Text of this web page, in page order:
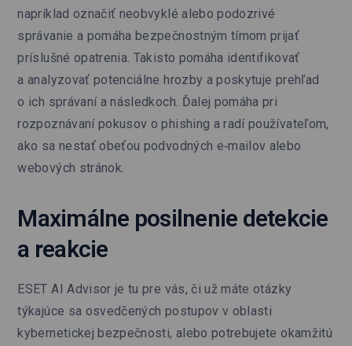
napríklad označiť neobvyklé alebo podozrivé
správanie a pomáha bezpečnostným tímom prijať
príslušné opatrenia. Takisto pomáha identifikovať
a analyzovať potenciálne hrozby a poskytuje prehľad
o ich správaní a následkoch. Ďalej pomáha pri
rozpoznávaní pokusov o phishing a radí používateľom,
ako sa nestať obeťou podvodných e‑mailov alebo
webových stránok.
Maximálne posilnenie detekcie
a reakcie
ESET AI Advisor je tu pre vás, či už máte otázky
týkajúce sa osvedčených postupov v oblasti
kybernetickej bezpečnosti, alebo potrebujete okamžitú